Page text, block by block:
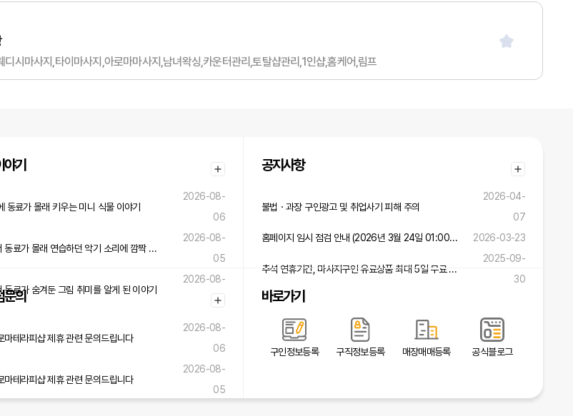
시마사지,타이마사지,아로마마사지,남녀왁싱,카운터관리,토탈샵관리,1인샵,홈케어,림프
기
동료가 몰래 키우는 미니 식물 이야기
2026-08-
06
휴게실에서 동료가 몰래 연습하던 악기 소리에 깜짝 놀란 이야기
2026-08-
05
동료가 숨겨둔 그림 취미를 알게 된 이야기
2026-08-
05
문의
마테라피샵 제휴 관련 문의드립니다
2026-08-
06
마테라피샵 제휴 관련 문의드립니다
2026-08-
05
공지사항
불법ㆍ과장 구인광고 및 취업사기 피해 주의
2026-04-
07
홈페이지 임시 점검 안내 (2026년 3월 24일 01:00 ~ 02:00)
2026-03-23
추석 연휴기간, 마사지구인 유료상품 최대 5일 무료 연장 혜택!
2025-09-
30
바로가기
구인정보등록 구직정보등록 매장매매등록 공식블로그